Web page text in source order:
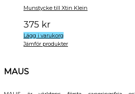
Munstycke till Xtin Klein
375 kr
Lägg i varukorg
Jämför produkter
MAUS